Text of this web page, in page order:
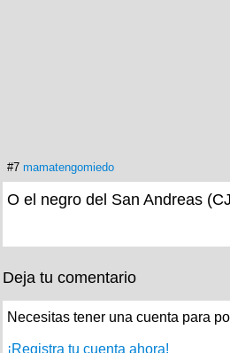
#7 mamatengomiedo
O el negro del San Andreas
Deja tu comentario
Necesitas tener una cuenta para
¡Registra tu cuenta ahora!